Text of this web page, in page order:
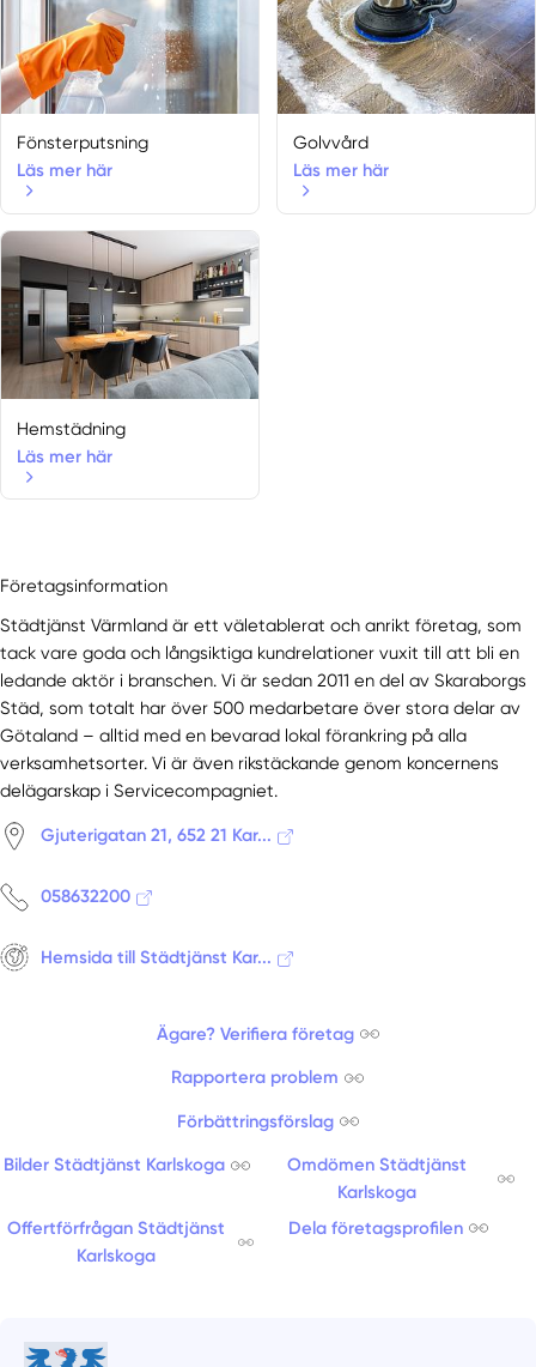
Fönsterputsning
Läs mer här
Golvvård
Läs mer här
Hemstädning
Läs mer här
Företagsinformation
Städtjänst Värmland är ett väletablerat och anrikt företag, som
tack vare goda och långsiktiga kundrelationer vuxit till att bli en
ledande aktör i branschen. Vi är sedan 2011 en del av Skaraborgs
Städ, som totalt har över 500 medarbetare över stora delar av
Götaland – alltid med en bevarad lokal förankring på alla
verksamhetsorter. Vi är även rikstäckande genom koncernens
delägarskap i Servicecompagniet.
Gjuterigatan 21, 652 21 Kar...
058632200
Hemsida till Städtjänst Kar...
Ägare? Verifiera företag
Rapportera problem
Förbättringsförslag
Bilder Städtjänst Karlskoga
Omdömen Städtjänst
Karlskoga
Offertförfrågan Städtjänst
Karlskoga
Dela företagsprofilen